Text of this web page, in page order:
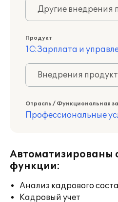
Другие внедрения
Продукт
1С:Зарплата и
Внедрения
Отрасль / Функциональная
Профессиональные
Автоматизированы
функции:
Анализ кадрового
Кадровый учет